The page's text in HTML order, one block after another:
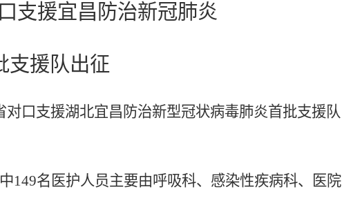
支援宜昌防治新冠肺炎
支援队出征
对口支援湖北宜昌防治新型冠状病毒肺炎首批支援队
149名医护人员主要由呼吸科、感染性疾病科、医院